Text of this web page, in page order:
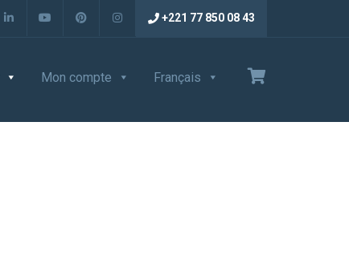
+221 77 850 08 43
Mon compte Français